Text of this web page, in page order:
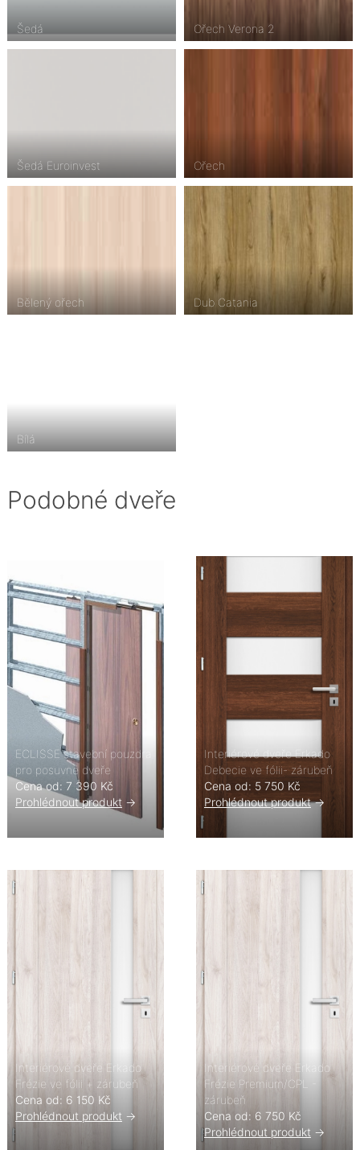
Šedá Ořech Verona 2
Šedá Euroinvest Ořech
Bělený ořech Dub Catania
Bílá
Podobné dveře
ECLISSE stavební pouzdra
pro posuvné dveře
Cena od: 7 390 Kč
Prohlédnout produkt ->
Interiérové dveře Erkado
Debecie ve fólii- zárubeň
Cena od: 5 750 Kč
Prohlédnout produkt->
Interiérové dveře Erkado
Frézie ve fólii + zárubeň
Cena od: 6 150 Kč
Prohlédnout produkt ->
Interiérové dveře Erkado
Frézie Premium/CPL -
zárubeň
Cena od: 6 750 Kč
Prohlédnout produkt ->